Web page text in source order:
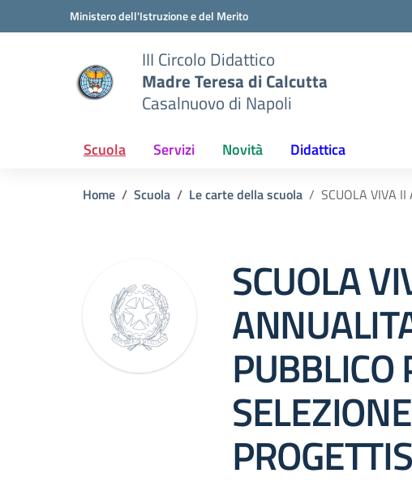
Vai ai contenuti
Vai al menu di navigazioneMinistero dell'Istruzione e del Merito
III Circolo Didattico
Madre Teresa di Calcutta
Casalnuovo di Napoli
Scuola Servizi Novità Didattica
Home Scuola Le carte della scuola SCUOLA VIVA II
SCUOLA
PUBBLICO